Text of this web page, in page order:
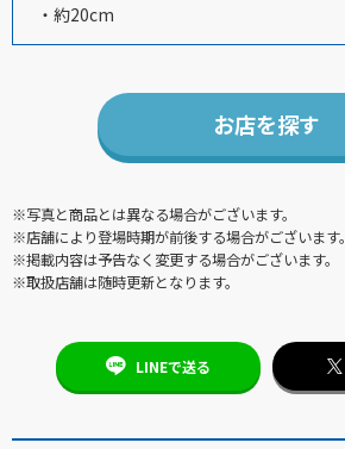
・約20cm
お店を探す
※写真と商品とは異なる場合がございます。
※店舗により登場時期が前後する場合がございます。
※掲載内容は予告なく変更する場合がございます。
※取扱店舗は随時更新となります。
LINEで送る